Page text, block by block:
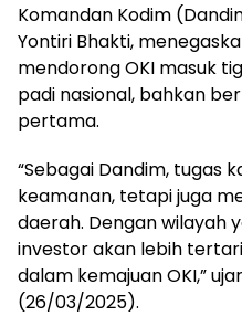
Komandan Kodim
Yontiri Bhakti,
mendorong OKI masuk
padi nasional, bahkan
pertama.
“Sebagai Dandim, tugas
keamanan, tetapi juga
daerah. Dengan wilayah
investor akan lebih
dalam kemajuan OKI,”
(26/03/2025).